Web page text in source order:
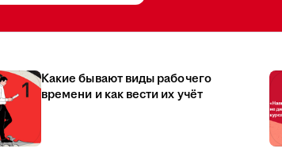
Какие бывают виды рабочего
времени и как вести их учёт